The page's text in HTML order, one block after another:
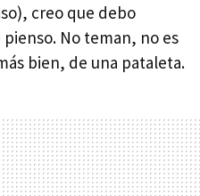
creo que debo
No teman, no es
bien, de una pataleta.